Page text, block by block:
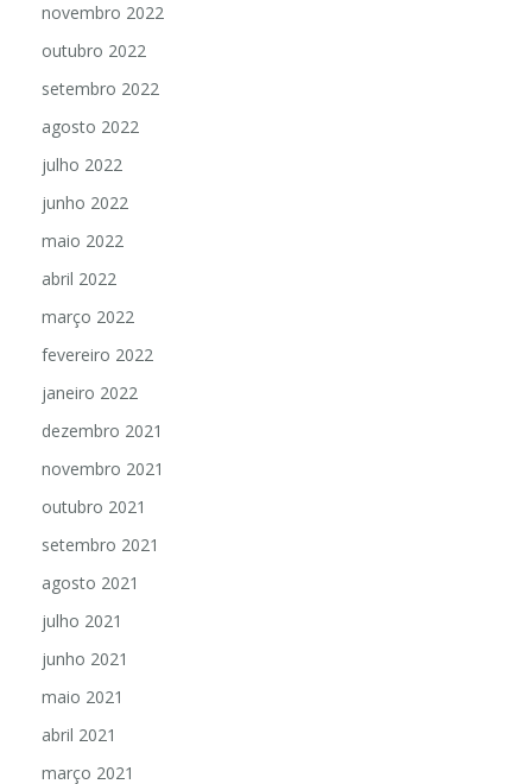
novembro 2022
outubro 2022
setembro 2022
agosto 2022
julho 2022
junho 2022
maio 2022
abril 2022
março 2022
fevereiro 2022
janeiro 2022
dezembro 2021
novembro 2021
outubro 2021
setembro 2021
agosto 2021
julho 2021
junho 2021
maio 2021
abril 2021
março 2021